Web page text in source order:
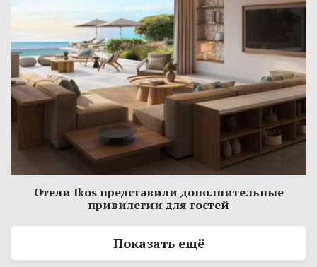
Отели Ikos представили дополнительные
привилегии для гостей
Показать ещё